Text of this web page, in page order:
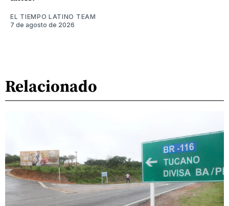
EL TIEMPO LATINO TEAM
7 de agosto de 2026
Relacionado